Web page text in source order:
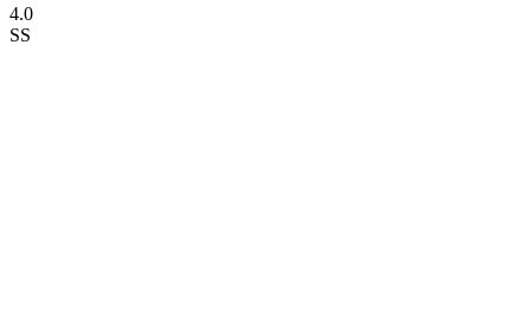
4.0
SS